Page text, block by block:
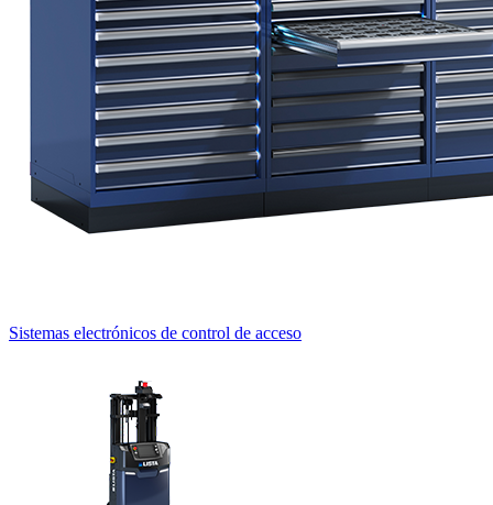
Sistemas electrónicos de control de acceso